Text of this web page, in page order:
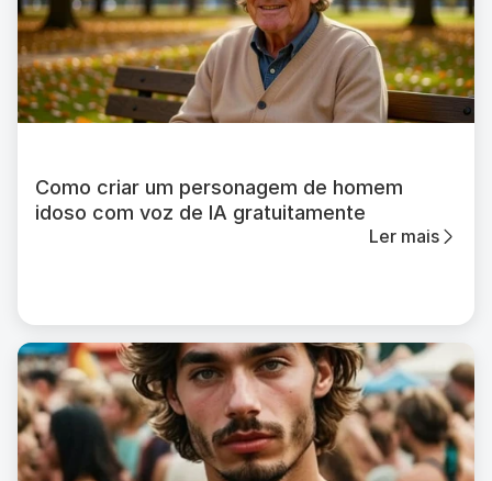
Como criar um personagem de homem
idoso com voz de IA gratuitamente
Ler mais